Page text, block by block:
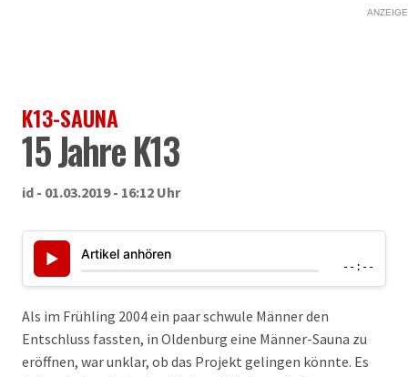
ANZEIGE
K13-SAUNA
15 Jahre K13
id - 01.03.2019 - 16:12 Uhr
▶ Artikel anhören
--:--
Als im Frühling 2004 ein paar schwule Männer den
Entschluss fassten, in Oldenburg eine Männer-Sauna zu
eröffnen, war unklar, ob das Projekt gelingen könnte. Es